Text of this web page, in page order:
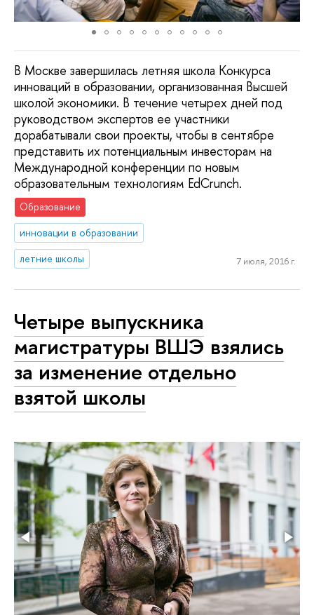
В Москве завершилась летняя школа Конкурса
инноваций в образовании, организованная Высшей
школой экономики. В течение четырех дней под
руководством экспертов ее участники
дорабатывали свои проекты, чтобы в сентябре
представить их потенциальным инвесторам на
Международной конференции по новым
образовательным технологиям EdCrunch.
Образование
инновации в образовании
летние школы
7 июля, 2016 г.
Четыре выпускника
магистратуры ВШЭ взялись
за изменение отдельно
взятой школы